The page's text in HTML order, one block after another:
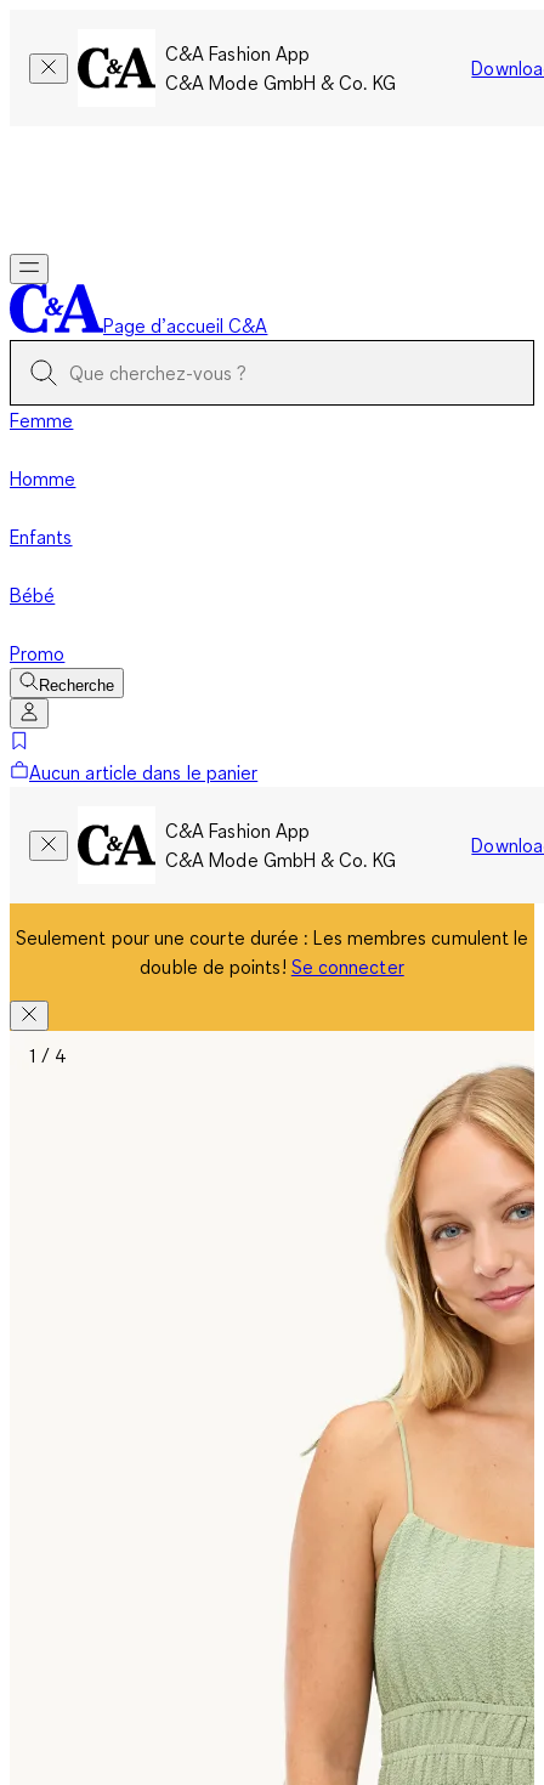
C&A Fashion App
C&A Mode GmbH & Co. KG
Page d’accueil C&A
Femme
Homme
Enfants
Bébé
Promo
Recherche
Aucun article dans le panier
C&A Fashion App
C&A Mode GmbH & Co. KG
Seulement pour une courte durée : Les membres cumulent le
double de points! Se connecter
1 / 4